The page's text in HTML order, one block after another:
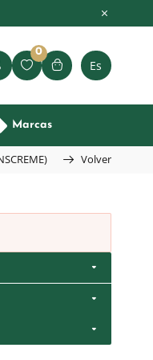
0
Es
Marcas
Volver